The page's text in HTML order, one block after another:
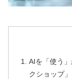
AIを「使う
クショップ」